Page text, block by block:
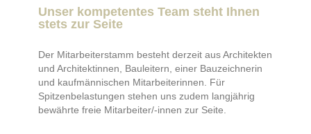
Unser kompetentes Team steht Ihnen
stets zur Seite
Der Mitarbeiterstamm besteht derzeit aus Architekten
und Architektinnen, Bauleitern, einer Bauzeichnerin
und kaufmännischen Mitarbeiterinnen. Für
Spitzenbelastungen stehen uns zudem langjährig
bewährte freie Mitarbeiter/-innen zur Seite.